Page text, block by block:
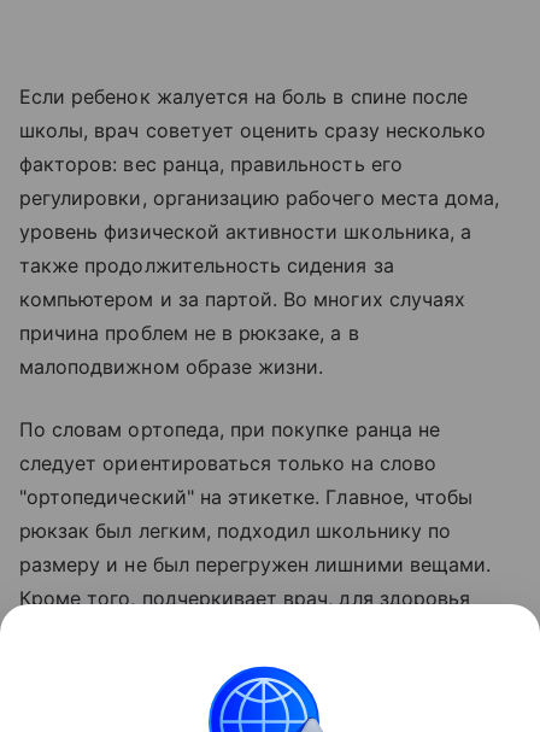
Если ребенок жалуется на боль в спине после
школы, врач советует оценить сразу несколько
факторов: вес ранца, правильность его
регулировки, организацию рабочего места дома,
уровень физической активности школьника, а
также продолжительность сидения за
компьютером и за партой. Во многих случаях
причина проблем не в рюкзаке, а в
малоподвижном образе жизни.
По словам ортопеда, при покупке ранца не
следует ориентироваться только на слово
"ортопедический" на этикетке. Главное, чтобы
рюкзак был легким, подходил школьнику по
размеру и не был перегружен лишними вещами.
Кроме того, подчеркивает врач, для здоровья
физическая активность.